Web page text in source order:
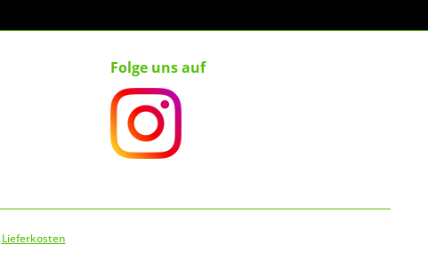
Folge uns auf
Lieferkosten